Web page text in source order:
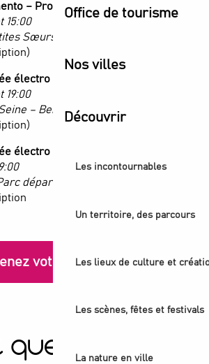
Office de tourisme
Nos villes
Découvrir
Les incontournables
Un territoire, des parcours
Les lieux de culture et
Les scènes, fêtes et festivals
La nature en ville
– Programme pour octuor
15:00
Sœurs des Pauvres
électro
19:00
– Berges de Seine
électro
départemental Georges Valbon
votre place !
vous